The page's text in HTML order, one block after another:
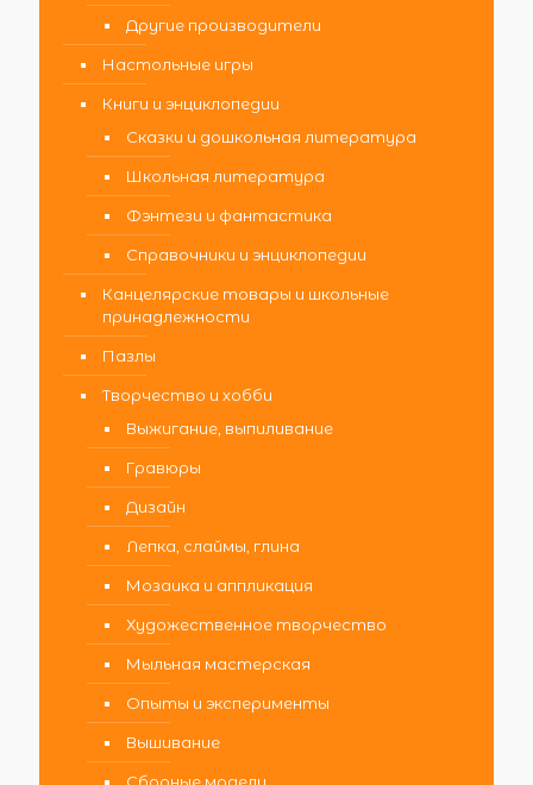
Другие производители
Настольные игры
Книги и энциклопедии
Сказки и дошкольная литература
Школьная литература
Фэнтези и фантастика
Справочники и энциклопедии
Канцелярские товары и школьные
принадлежности
Пазлы
Творчество и хобби
Выжигание, выпиливание
Гравюры
Дизайн
Лепка, слаймы, глина
Мозаика и аппликация
Художественное творчество
Мыльная мастерская
Опыты и эксперименты
Вышивание